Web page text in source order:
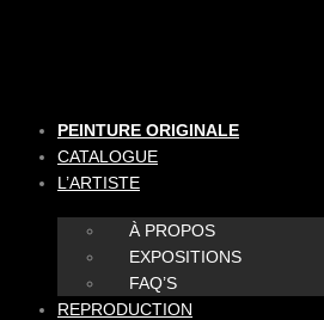
PEINTURE ORIGINALE
CATALOGUE
L’ARTISTE
À PROPOS
EXPOSITIONS
FAQ’S
REPRODUCTION